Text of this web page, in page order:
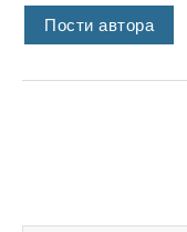
Пости автора